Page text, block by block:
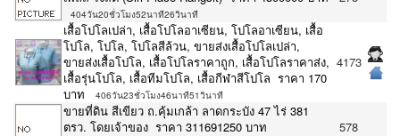
404วัน20ชั่วโมง52นาที26วินาที
เสื้อโปโลเปล่า, เสื้อโปโลอาเซียน, โปโลอาเซียน, เสื้อ
โปโล, โปโล, โปโลสีล้วน, ขายส่งเสื้อโปโลเปล่า,
ขายส่งเสื้อโปโล, เสื้อโปโลราคาถูก, เสื้อโปโลราคาส่ง,
เสื้อรุ่นโปโล, เสื้อทีมโปโล, เสื้อกีฬาสีโปโล ราคา 170
บาท
406วัน23ชั่วโมง46นาที51วินาที
4173
ขายที่ดิน สีเขียว ถ.คุ้มเกล้า ลาดกระบัง 47 ไร่ 381
ตรว. โดยเจ้าของ ราคา 311691250 บาท
578